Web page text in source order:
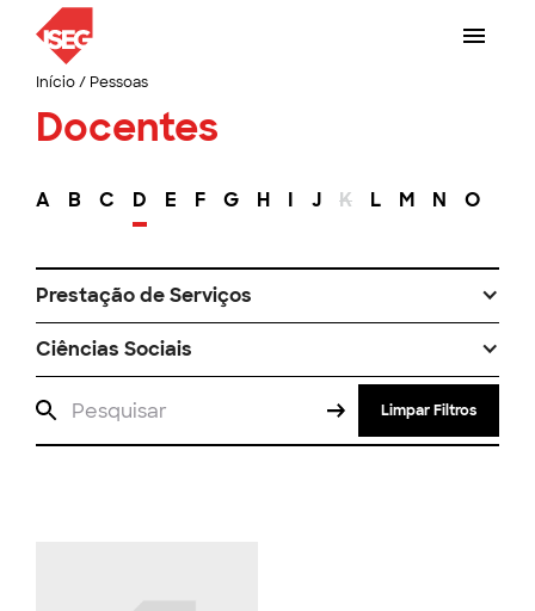
Início/ Pessoas
Docentes
A B C D E F G H I J K L M N O
Prestação de Serviços
Ciências Sociais
Limpar Filtros